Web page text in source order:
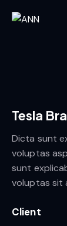
Tesla
Dicta sunt
voluptas
sunt
voluptas sit
Client